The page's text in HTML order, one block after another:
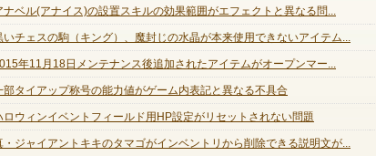
ド中
ナベル(アナイス)の設置スキルの効果範囲がエフェクトと異なる問...
完了
いチェスの駒（キング）、魔封じの水晶が本来使用できないアイテム...
完了
年11月18日メンテナンス後追加されたアイテムがオープンマー...
完了
部タイアップ称号の能力値がゲーム内表記と異なる不具合
完了
ロウィンイベントフィールド用HP設定がリセットされない問題
完了
・ジャイアントキキのタマゴがインベントリから削除できる説明文が...